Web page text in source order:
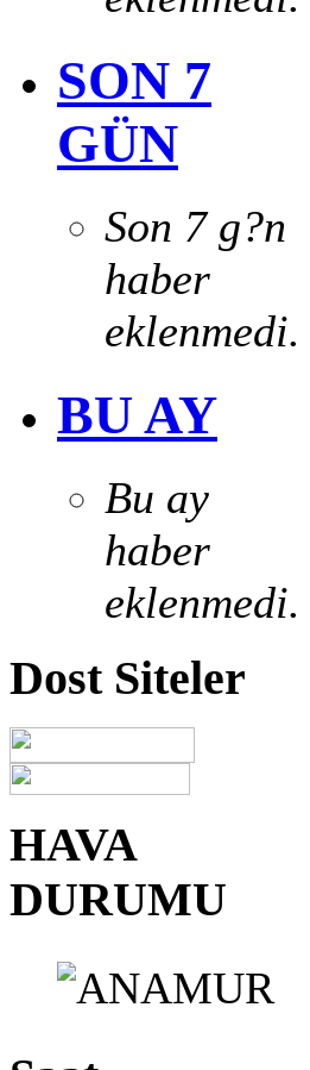
SON 7
GÜN
Son 7 g?n
haber
eklenmedi.
BU AY
Bu ay
haber
eklenmedi.
Dost Siteler
HAVA
DURUMU